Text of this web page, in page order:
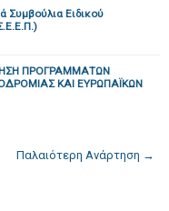
Συμβούλια Ειδικού
ΠΡΟΓΡΑΜΜΑΤΩΝ
ΚΑΙ ΕΥΡΩΠΑΪΚΩΝ
Παλαιότερη Ανάρτηση →